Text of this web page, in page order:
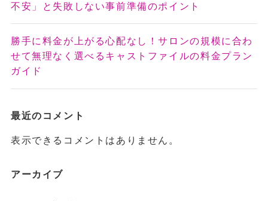
不安」と失敗しない事前準備のポイント
勝手に料金が上がる心配なし！サロンの規模に合わ
せて無理なく選べるキャストファイルの料金プラン
ガイド
最近のコメント
表示できるコメントはありません。
アーカイブ